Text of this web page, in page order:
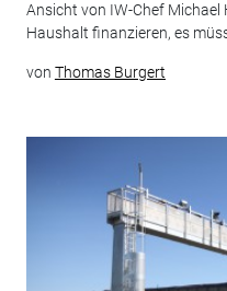
Ansicht von IW-Chef
Haushalt finanzieren, es
von Thomas Burgert